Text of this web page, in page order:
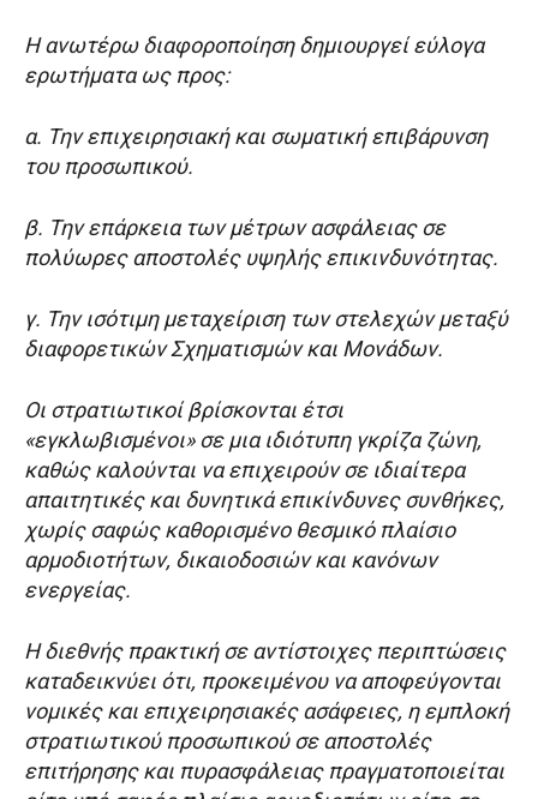
Η ανωτέρω διαφοροποίηση δημιουργεί εύλογα
ερωτήματα ως προς:
α. Την επιχειρησιακή και σωματική επιβάρυνση
του προσωπικού.
β. Την επάρκεια των μέτρων ασφάλειας σε
πολύωρες αποστολές υψηλής επικινδυνότητας.
γ. Την ισότιμη μεταχείριση των στελεχών μεταξύ
διαφορετικών Σχηματισμών και Μονάδων.
Οι στρατιωτικοί βρίσκονται έτσι
«εγκλωβισμένοι» σε μια ιδιότυπη γκρίζα ζώνη,
καθώς καλούνται να επιχειρούν σε ιδιαίτερα
απαιτητικές και δυνητικά επικίνδυνες συνθήκες,
χωρίς σαφώς καθορισμένο θεσμικό πλαίσιο
αρμοδιοτήτων, δικαιοδοσιών και κανόνων
ενεργείας.
Η διεθνής πρακτική σε αντίστοιχες περιπτώσεις
καταδεικνύει ότι, προκειμένου να αποφεύγονται
νομικές και επιχειρησιακές ασάφειες, η εμπλοκή
στρατιωτικού προσωπικού σε αποστολές
επιτήρησης και πυρασφάλειας πραγματοποιείται